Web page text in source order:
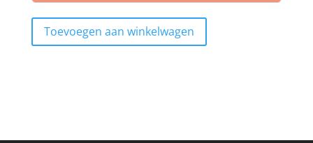
Toevoegen aan winkelwagen